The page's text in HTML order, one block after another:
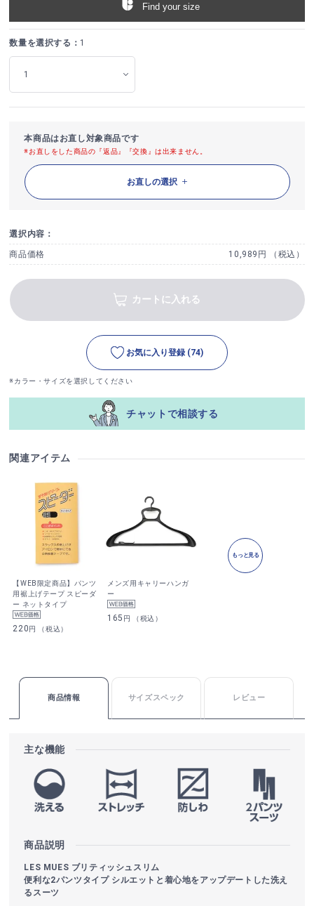
Find your size
数量を選択する： 1
本商品はお直し対象商品です
※お直しをした商品の『返品』『交換』は出来ません。
お直しの選択
選択内容：
商品価格 10,989円 （税込）
カートに入れる
お気に入り登録 (74)
※カラー・サイズを選択してください
チャットで相談する
関連アイテム
【WEB限定商品】パンツ
用裾上げテープ スピーダ
ー ネットタイプ
220円 （税込）
メンズ用キャリーハンガ
ー
165 円 （税込）
もっと見る
商品情報 サイズスペック レビュー
主な機能
商品説明
LES MUES ブリティッシュスリム
便利な2パンツタイプ シルエットと着心地をアップデートした洗え
るスーツ